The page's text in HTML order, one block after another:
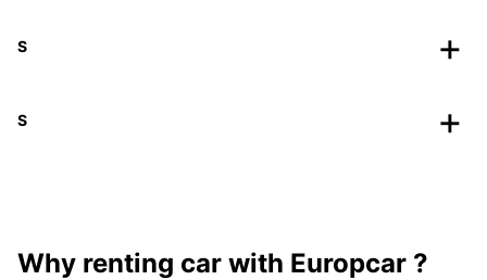
S
S
Why renting car with Europcar ?